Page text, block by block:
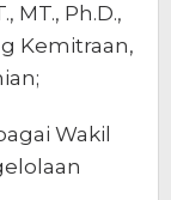
MT., Ph.D.,
Kemitraan,
Wakil